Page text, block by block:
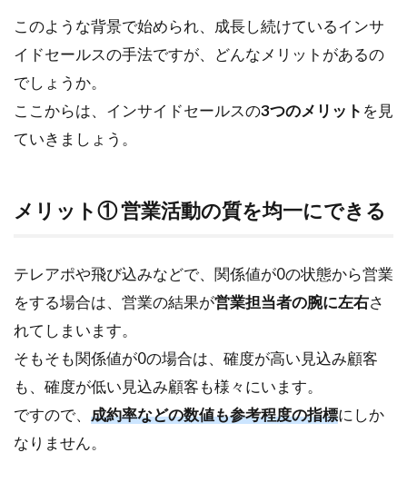
ー
ス
の
功
の
4.1
① 見
込み
顧客
の優
先順
位を
明確
にす
る
4.2
このような背景で始められ、成長し続けているインサ
イドセールスの手法ですが、どんなメリットがあるの
でしょうか。
ここからは、インサイドセールスの3つのメリット を見
ていきましょう。
メリット① 営業活動の質を均一にできる
テレアポや飛び込みなどで、関係値が0の状態から営業
をする場合は、営業の結果が営業担当者の腕に左右さ
れてしまいます。
そもそも関係値が0の場合は、確度が高い見込み顧客
も、確度が低い見込み顧客も様々にいます。
ですので、 成約率などの数値も参考程度の指標にしか
なりません。